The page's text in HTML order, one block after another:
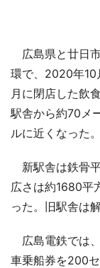
広島県と廿日
環で、2020年10
月に閉店した飲
駅舎から約70メ
ルに近くなった。
新駅舎は鉄骨
広さは約1680平
った。旧駅舎は
広島電鉄では
車乗船券を200